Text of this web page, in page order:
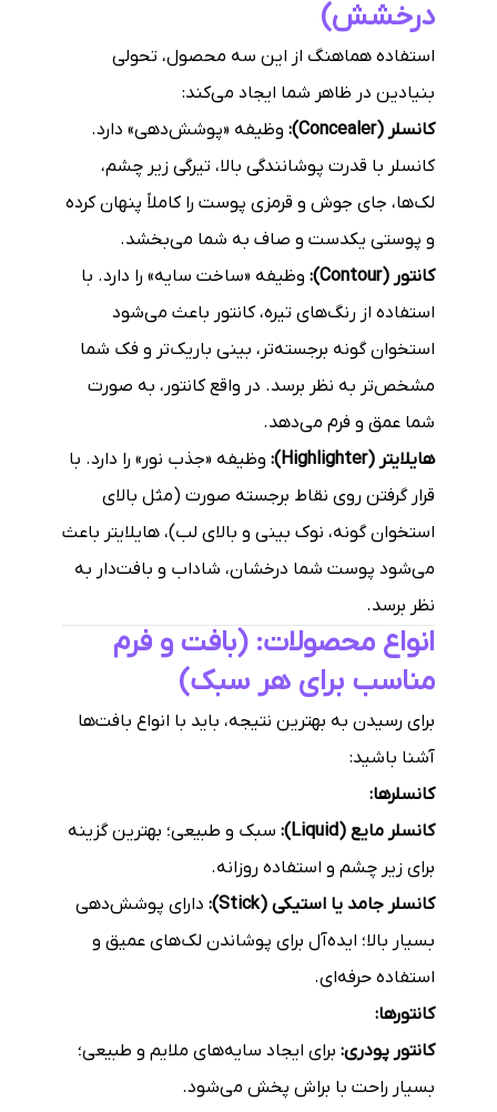
درخشش)
استفاده هماهنگ از این سه محصول، تحولی
بنیادین در ظاهر شما ایجاد می‌کند:
کانسلر (Concealer):
وظیفه «پوشش‌دهی» دارد.
کانسلر با قدرت پوشانندگی بالا، تیرگی زیر چشم،
لک‌ها، جای جوش و قرمزی پوست را کاملاً پنهان کرده
و پوستی یکدست و صاف به شما می‌بخشد.
کانتور (Contour):
وظیفه «ساخت سایه» را دارد. با
استفاده از رنگ‌های تیره، کانتور باعث می‌شود
استخوان گونه برجسته‌تر، بینی باریک‌تر و فک شما
مشخص‌تر به نظر برسد. در واقع کانتور، به صورت
شما عمق و فرم می‌دهد.
هایلایتر (Highlighter):
وظیفه «جذب نور» را دارد. با
قرار گرفتن روی نقاط برجسته صورت (مثل بالای
استخوان گونه، نوک بینی و بالای لب)، هایلایتر باعث
می‌شود پوست شما درخشان، شاداب و بافت‌دار به
نظر برسد.
انواع محصولات: (بافت و فرم
مناسب برای هر سبک)
برای رسیدن به بهترین نتیجه، باید با انواع بافت‌ها
آشنا باشید:
کانسلرها:
کانسلر مایع (Liquid):
سبک و طبیعی؛ بهترین گزینه
برای زیر چشم و استفاده روزانه.
کانسلر جامد یا استیکی (Stick):
دارای پوشش‌دهی
بسیار بالا؛ ایده‌آل برای پوشاندن لک‌های عمیق و
استفاده حرفه‌ای.
کانتورها:
کانتور پودری: برای ایجاد سایه‌های ملایم و طبیعی؛
بسیار راحت با براش پخش می‌شود.